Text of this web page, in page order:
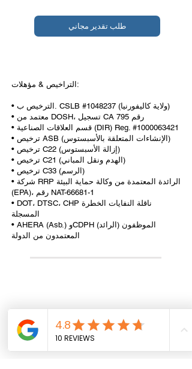
طلب تقدير مجاني
التراخيص & مؤهلات:
• الترخيص ب. CSLB #1048237 (ولاية كاليفورنيا)
• معتمد من DOSH، تسجيل CA رقم 795
• قسم العلاقات الصناعية (DIR) Reg. #1000063421
• ترخيص ASB (الإنشاءات المتعلقة بالأسبستوس)
• ترخيص C22 (إزالة الأسبستوس)
• ترخيص C21 (الهدم ونقل المباني)
• ترخيص C33 (الرسم)
• شركة RRP الرائدة المعتمدة من وكالة حماية البيئة
(EPA)، رقم NAT-66681-1
• DOT، DTSC، CHP ناقلة النفايات الخطرة
المسجلة
• AHERA (Asb.) وCDPH (الرائد) الموظفون
المعتمدون من الدولة
may not be the most current and is intended to
help guide you on where to start and where to
find the necessary details. It is your
responsibility to verify that the information is
correct and up to date. Reliance Construction